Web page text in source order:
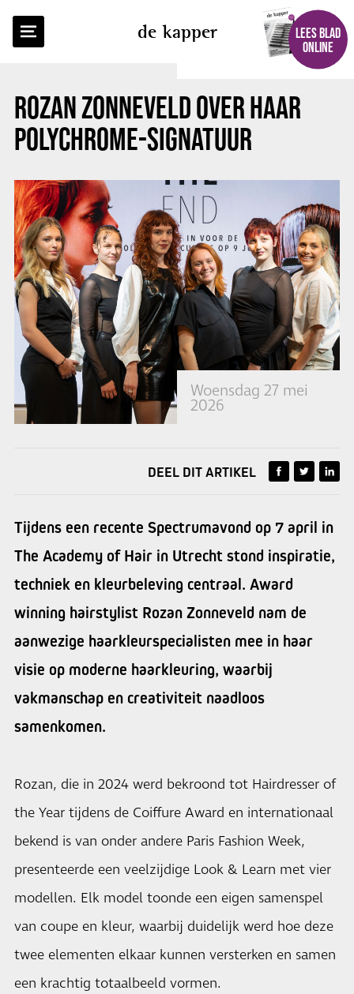
de kapper
LEES BLAD
ONLINE
ROZAN ZONNEVELD OVER HAAR
POLYCHROME-SIGNATUUR
Woensdag 27 mei
2026
TERUG NAAR OVERZICHT
DEEL DIT ARTIKEL
Tijdens een recente Spectrumavond op 7 april in
The Academy of Hair in Utrecht stond inspiratie,
techniek en kleurbeleving centraal. Award
winning hairstylist Rozan Zonneveld nam de
aanwezige haarkleurspecialisten mee in haar
visie op moderne haarkleuring, waarbij
vakmanschap en creativiteit naadloos
samenkomen.
Rozan, die in 2024 werd bekroond tot Hairdresser of
the Year tijdens de Coiffure Award en internationaal
bekend is van onder andere Paris Fashion Week,
presenteerde een veelzijdige Look & Learn met vier
modellen. Elk model toonde een eigen samenspel
van coupe en kleur, waarbij duidelijk werd hoe deze
twee elementen elkaar kunnen versterken en samen
een krachtig totaalbeeld vormen.